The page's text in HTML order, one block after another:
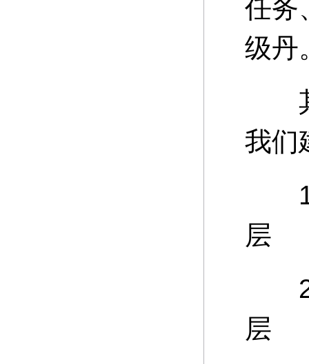
任务
级丹
其
我们
层
层